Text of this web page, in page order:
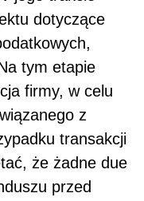
dotyczące
tym etapie
firmy, w celu
z
transakcji
że żadne due
przed